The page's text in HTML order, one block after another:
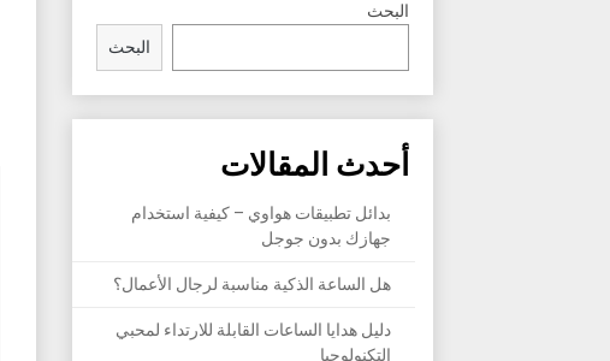
البحث
البحث
أحدث المقالات
بدائل تطبيقات هواوي – كيفية استخدام
جهازك بدون جوجل
هل الساعة الذكية مناسبة لرجال الأعمال؟
دليل هدايا الساعات القابلة للارتداء لمحبي
التكنولوجيا